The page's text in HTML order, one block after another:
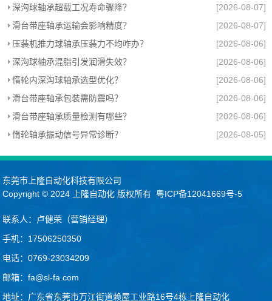
深沟球轴承超载工况寿命骤降？
[2026-08-07]
滑台带座轴承运输会影响精度？
[2026-08-07]
压装机推力球轴承压装力不均咋办？
[2026-08-06]
深沟球轴承混脂引发润滑失效？
[2026-08-06]
惰轮内深沟球轴承选型优化？
[2026-08-06]
滑台带座轴承包装需防震吗？
[2026-08-06]
滑台带座轴承质量检测有哪些？
[2026-08-06]
惰轮轴承振动信号异常诊断？
[2026-08-05]
东莞市上隆自动化科技有限公司
Copyright © 2024
上隆自动化 版权所有粤ICP备12041669号-5
联系人：卢健荣（营销经理）
手机：17506250350
电话：0769-23034209
邮箱：fa@sl-fa.com
地址：广东省东莞市万江街道赖屋工业路16号4栋上隆自动化